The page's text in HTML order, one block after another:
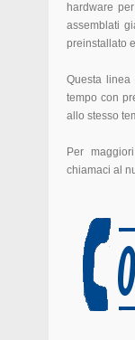
hardware
assemblati
preinstallato
Questa linea
tempo con
allo stesso
Per
chiamaci al